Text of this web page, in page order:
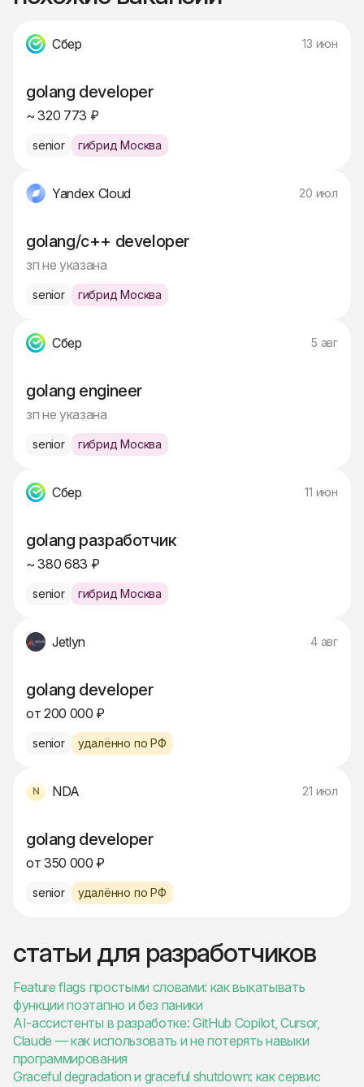
Сбер 13 июн
golang developer
~ 320 773 ₽
senior гибрид Москва
Yandex Cloud 20 июл
golang/с++ developer
зп не указана
senior гибрид Москва
Сбер 5 авг
golang engineer
зп не указана
senior гибрид Москва
Сбер 11 июн
golang разработчик
~ 380 683 ₽
senior гибрид Москва
Jetlyn 4 авг
golang developer
от 200 000 ₽
senior удалённо по РФ
NDA 21 июл
golang developer
от 350 000 ₽
senior удалённо по РФ
статьи для разработчиков
Feature flags простыми словами: как выкатывать
функции поэтапно и без паники
AI-ассистенты в разработке: GitHub Copilot, Cursor,
Claude — как использовать и не потерять навыки
программирования
Graceful degradation и graceful shutdown: как сервис